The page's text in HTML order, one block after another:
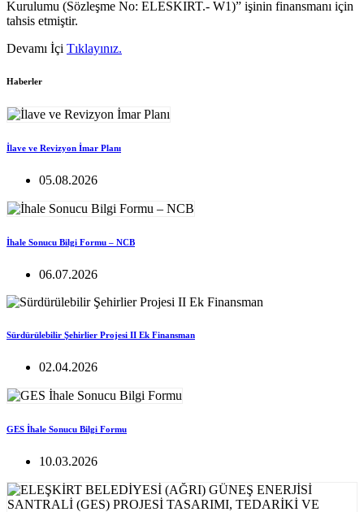
Kurulumu (Sözleşme No: ELESKIRT.- W1)” işinin finansmanı için
tahsis etmiştir.
Devamı İçi Tıklayınız.
Haberler
İlave ve Revizyon İmar Planı
05.08.2026
İhale Sonucu Bilgi Formu – NCB
06.07.2026
Sürdürülebilir Şehirlier Projesi II Ek Finansman
02.04.2026
GES İhale Sonucu Bilgi Formu
10.03.2026